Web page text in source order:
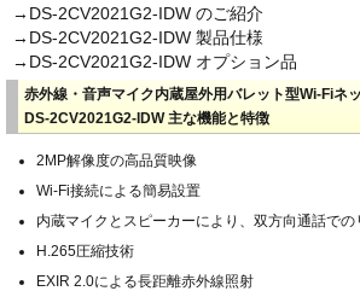
→DS-2CV2021G2-IDW のご紹介
→DS-2CV2021G2-IDW 製品仕様
→DS-2CV2021G2-IDW オプション品
赤外線・音声マイク内蔵屋外用バレット型Wi-Fiネ
DS-2CV2021G2-IDW 主な機能と特徴
2MP解像度の高品質映像
Wi-Fi接続による簡易設置
内蔵マイクとスピーカーにより、双方向通話で
H.265圧縮技術
EXIR 2.0による長距離赤外線照射